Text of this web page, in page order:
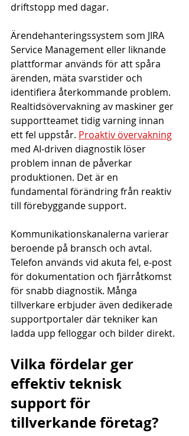
driftstopp med dagar.
Ärendehanteringssystem som JIRA
Service Management eller liknande
plattformar används för att spåra
ärenden, mäta svarstider och
identifiera återkommande problem.
Realtidsövervakning av maskiner ger
supportteamet tidig varning innan
ett fel uppstår. Proaktiv övervakning
med AI-driven diagnostik löser
problem innan de påverkar
produktionen. Det är en
fundamental förändring från reaktiv
till förebyggande support.
Kommunikationskanalerna varierar
beroende på bransch och avtal.
Telefon används vid akuta fel, e-post
för dokumentation och fjärråtkomst
för snabb diagnostik. Många
tillverkare erbjuder även dedikerade
supportportaler där tekniker kan
ladda upp felloggar och bilder direkt.
Vilka fördelar ger
effektiv teknisk
support för
tillverkande företag?